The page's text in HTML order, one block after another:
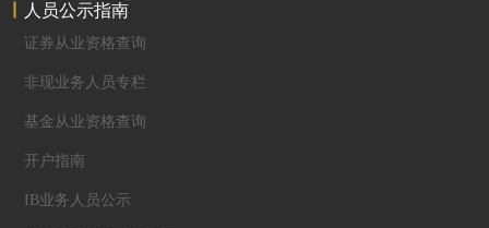
人员公示指南
证券从业资格查询
非现业务人员专栏
基金从业资格查询
开户指南
IB业务人员公示